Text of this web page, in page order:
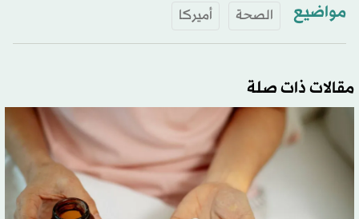
مواضيع الصحة أميركا
مقالات ذات صلة